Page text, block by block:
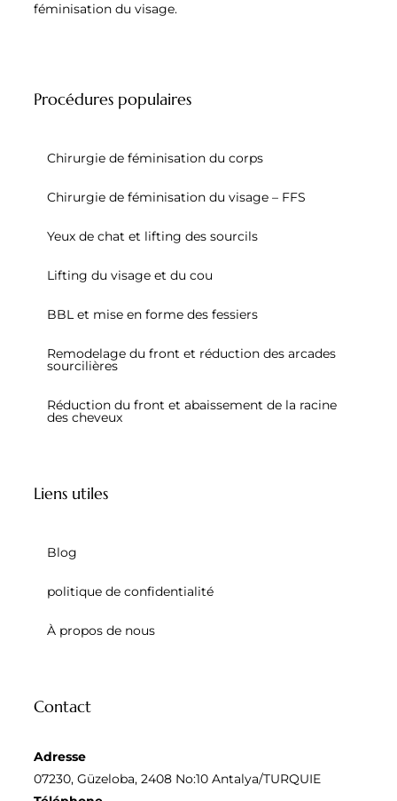
féminisation du visage.
Procédures populaires
Chirurgie de féminisation du corps
Chirurgie de féminisation du visage – FFS
Yeux de chat et lifting des sourcils
Lifting du visage et du cou
BBL et mise en forme des fessiers
Remodelage du front et réduction des arcades
sourcilières
Réduction du front et abaissement de la racine
des cheveux
Liens utiles
Blog
politique de confidentialité
À propos de nous
Contact
Adresse
07230, Güzeloba, 2408 No:10 Antalya/TURQUIE